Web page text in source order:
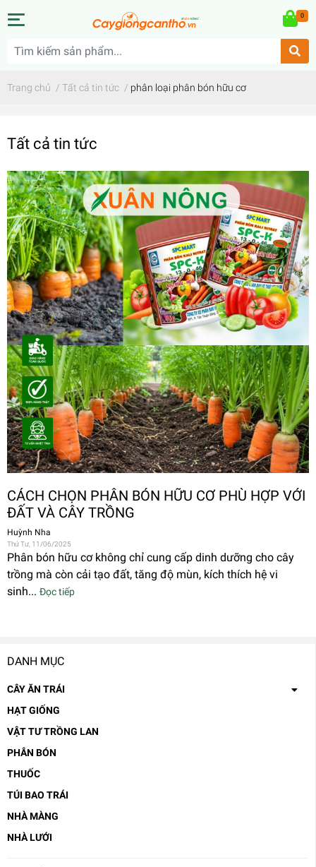
0
Trang chủ / Tất cả tin tức / phân loại phân bón hữu cơ
DANH MỤC
CÂY ĂN TRÁI
HẠT GIỐNG
VẬT TƯ TRỒNG LAN
PHÂN BÓN
THUỐC
TÚI BAO TRÁI
NHÀ MÀNG
NHÀ LƯỚI
Tất cả tin tức
CÁCH CHỌN PHÂN BÓN HỮU CƠ PHÙ HỢP VỚI
ĐẤT VÀ CÂY TRỒNG
Huỳnh Nha
Thứ Tư, 11/06/2025
Phân bón hữu cơ không chỉ cung cấp dinh dưỡng cho cây
trồng mà còn cải tạo đất, tăng độ mùn, kích thích hệ vi
sinh... Đọc tiếp